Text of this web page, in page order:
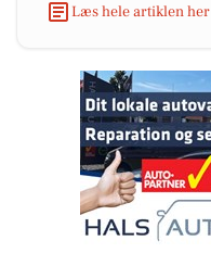
Læs hele artiklen her